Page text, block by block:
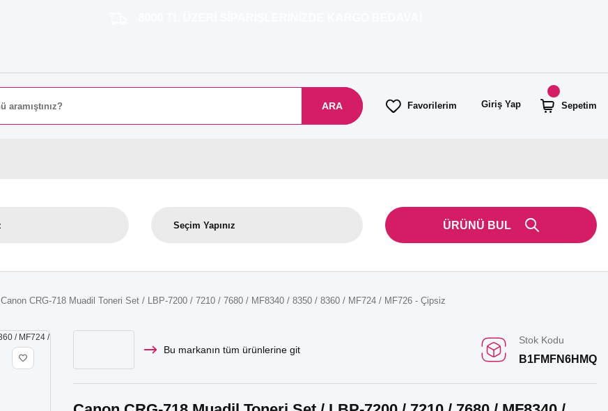
ARA Favorilerim Giriş Yap Sepetim
ÜRÜNÜ BUL
Canon CRG-718 Muadil Toneri Set / LBP-7200 / 7210 / 7680 / MF8340 / 8350 / 8360 / MF724 / MF726 - Çipsiz
Bu markanın tüm ürünlerine git
Stok Kodu
B1FMFN6HMQ